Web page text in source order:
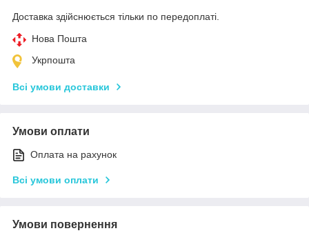
Доставка здійснюється тільки по передоплаті.
Нова Пошта
Укрпошта
Всі умови доставки
Умови оплати
Оплата на рахунок
Всі умови оплати
Умови повернення